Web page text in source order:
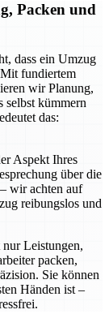
Packen und
dass ein Umzug
fundiertem
wir Planung,
selbst kümmern
das:
Aspekt Ihres
über die
wir achten auf
reibungslos und
Leistungen,
packen,
Sie können
Händen ist –